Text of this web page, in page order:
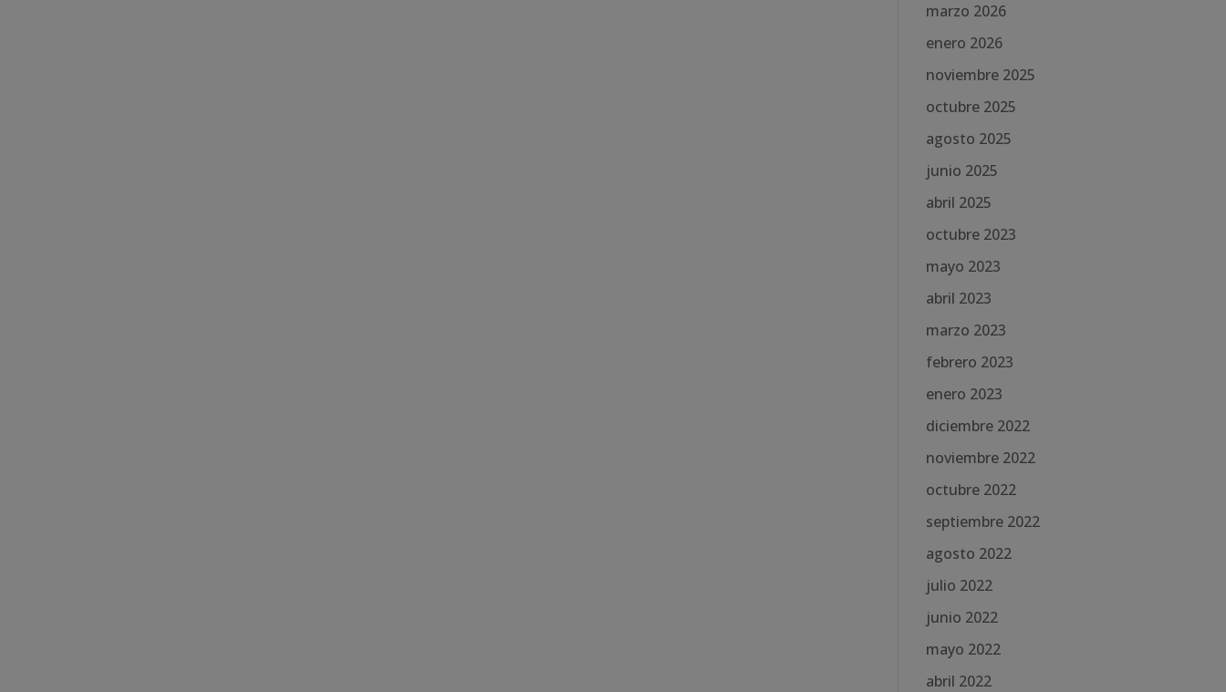
marzo 2026
enero 2026
noviembre 2025
octubre 2025
agosto 2025
junio 2025
abril 2025
octubre 2023
mayo 2023
abril 2023
marzo 2023
febrero 2023
enero 2023
diciembre 2022
noviembre 2022
octubre 2022
septiembre 2022
agosto 2022
julio 2022
junio 2022
mayo 2022
abril 2022